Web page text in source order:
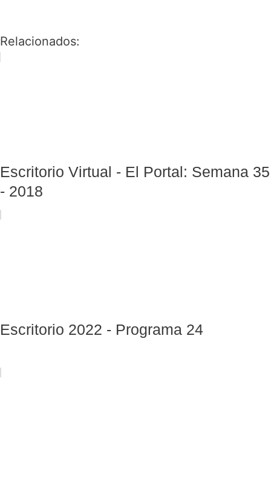
Relacionados:
Escritorio Virtual - El Portal: Semana 35
- 2018
Escritorio 2022 - Programa 24